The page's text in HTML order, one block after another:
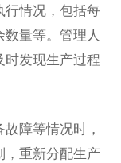
行情况，包括每
量等。管理人
时发现生产过程
障等情况时，
，重新分配生产